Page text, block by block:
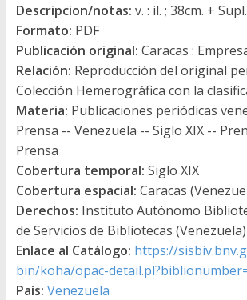
Descripcion/notas: v. : il. ; 38cm. + Supl.
Formato: PDF
Publicación original: Caracas :
Relación: Reproducción del original
Colección Hemerográfica con la
Materia: Publicaciones periódicas
Prensa -- Venezuela -- Siglo XIX --
Prensa
Cobertura temporal: Siglo XIX
Cobertura espacial: Caracas
Derechos: Instituto Autónomo
de Servicios de Bibliotecas (Venezuela)
Enlace al Catálogo: https://
bin/koha/opac-
País: Venezuela